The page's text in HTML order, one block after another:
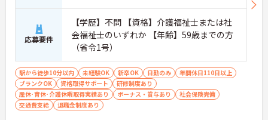
応募要件
【学歴】不問 【資格】介護福祉士または社
会福祉士のいずれか 【年齢】59歳までの方
（省令1号）
駅から徒歩10分以内 未経験OK 新卒OK 日勤のみ
年間休日110日以上
ブランクOK
資格取得サポート
研修制度あり
産休･育休･介護休暇取得実績あり
ボーナス・賞与あり
社会保険完備
交通費支給
退職金制度あり